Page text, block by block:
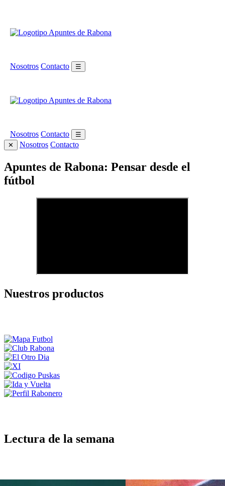
Nosotros Contacto ☰
Nosotros Contacto
☰
✕
Nosotros Contacto
Apuntes de Rabona: Pensar desde el
fútbol
Nuestros productos
Lectura de la semana